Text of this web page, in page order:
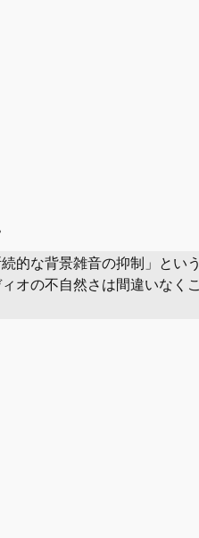
的な背景雑音の抑制」という
オの不自然さは間違いなくこ